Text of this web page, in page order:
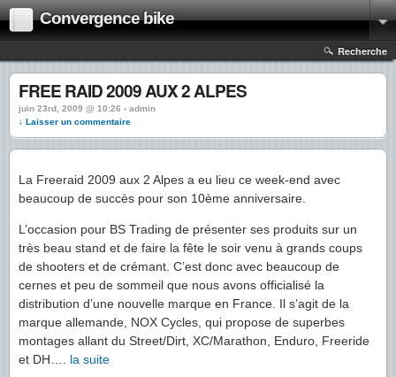
Convergence bike
Recherche
FREE RAID 2009 AUX 2 ALPES
juin 23rd, 2009 @ 10:26 › admin
↓ Laisser un commentaire
La Freeraid 2009 aux 2 Alpes a eu lieu ce week-end avec
beaucoup de succès pour son 10ème anniversaire.
L’occasion pour BS Trading de présenter ses produits sur un
très beau stand et de faire la fête le soir venu à grands coups
de shooters et de crémant. C’est donc avec beaucoup de
cernes et peu de sommeil que nous avons officialisé la
distribution d’une nouvelle marque en France. Il s’agit de la
marque allemande, NOX Cycles, qui propose de superbes
montages allant du Street/Dirt, XC/Marathon, Enduro, Freeride
et DH…. la suite